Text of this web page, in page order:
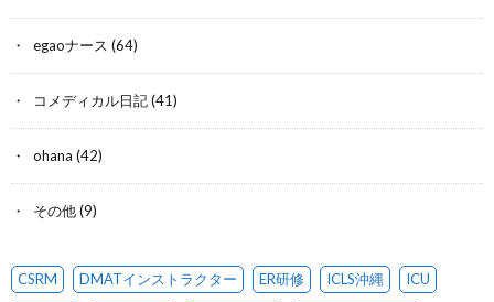
egaoナース (64)
コメディカル日記(41)
ohana (42)
その他(9)
CSRM DMATインストラクター ER研修 ICLS沖縄 ICU